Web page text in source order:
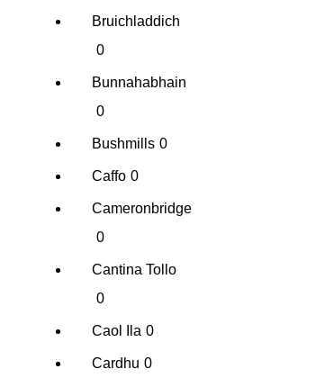
Bruichladdich
0
Bunnahabhain
0
Bushmills 0
Caffo 0
Cameronbridge
0
Cantina Tollo
0
Caol Ila 0
Cardhu 0